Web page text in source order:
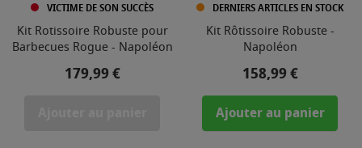
VICTIME DE SON SUCCÈS
Kit Rotissoire Robuste pour
Barbecues Rogue - Napoléon
Prix
179,99 €
DERNIERS ARTICLES EN STOCK
Kit Rôtissoire Robuste -
Napoléon
Prix
158,99 €
Ajouter au panier